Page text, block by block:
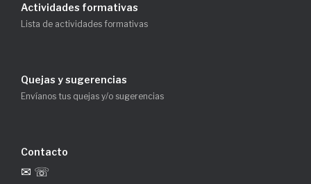
Actividades formativas
Lista de actividades formativas
Quejas y sugerencias
Envíanos tus quejas y/o sugerencias
Contacto
✉ ☏